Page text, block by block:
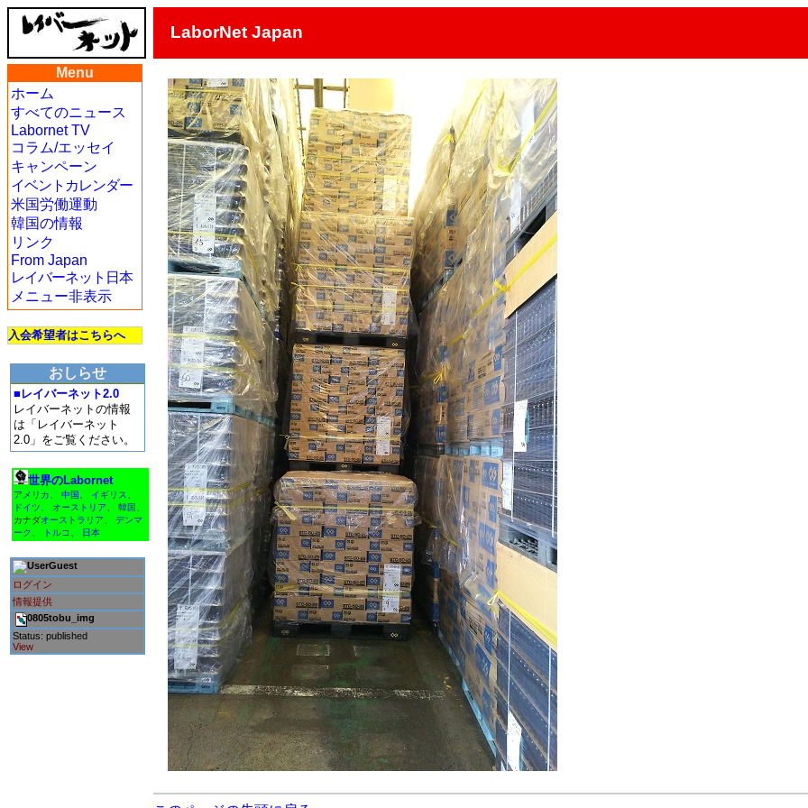
LaborNet Japan
Menu
ホーム
すべてのニュース
Labornet TV
コラム/エッセイ
キャンペーン
イベントカレンダー
米国労働運動
韓国の情報
リンク
From Japan
レイバーネット日本
メニュー非表示
入会希望者はこちらへ
おしらせ
■レイバーネット2.0
レイバーネットの情報
は「レイバーネット
2.0」をご覧ください。
世界のLabornet
アメリカ 中国 イギリス
ドイツ
オーストリア 韓国
カナダオーストラリア
デンマ
ーク
トルコ 日本
Guest
ログイン
情報提供
0805tobu_img
Status: published
View